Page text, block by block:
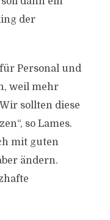
der
Personal und
weil mehr
sollten diese
so Lames.
mit guten
ändern.